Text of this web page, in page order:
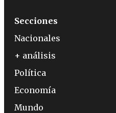
Secciones
Nacionales
+ análisis
Política
Economía
Mundo